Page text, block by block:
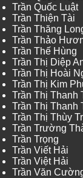
Trần Quốc Luật
Trần Thiện Tài
Trần Thăng
Trần Thảo
Trần Thế Hùng
Trần Thị Diệp
Trần Thị Hoài
Trần Thị Kim
Trần Thị Thanh
Trần Thị Thanh
Trần Thị Thùy
Trần Trường
Trần Trọng
Trần Viết Hải
Trần Việt Hải
Trần Văn